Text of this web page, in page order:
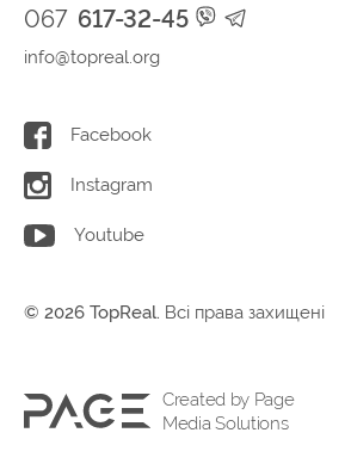
067 617-32-45
info@topreal.org
Facebook
Instagram
Youtube
© 2026 TopReal. Всі права захищені
Created by Page
Media Solutions